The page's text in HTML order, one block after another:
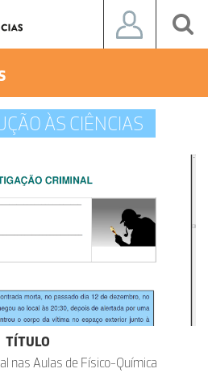
ÀS CIÊNCIAS
TÍTULO
nas Aulas de Físico-Química